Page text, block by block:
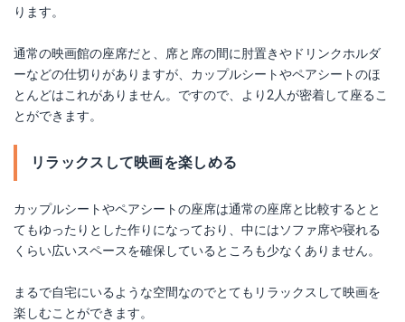
ります。
通常の映画館の座席だと、席と席の間に肘置きやドリンクホルダ
ーなどの仕切りがありますが、カップルシートやペアシートのほ
とんどはこれがありません。ですので、より2人が密着して座るこ
とができます。
リラックスして映画を楽しめる
カップルシートやペアシートの座席は通常の座席と比較するとと
てもゆったりとした作りになっており、中にはソファ席や寝れる
くらい広いスペースを確保しているところも少なくありません。
まるで自宅にいるような空間なのでとてもリラックスして映画を
楽しむことができます。